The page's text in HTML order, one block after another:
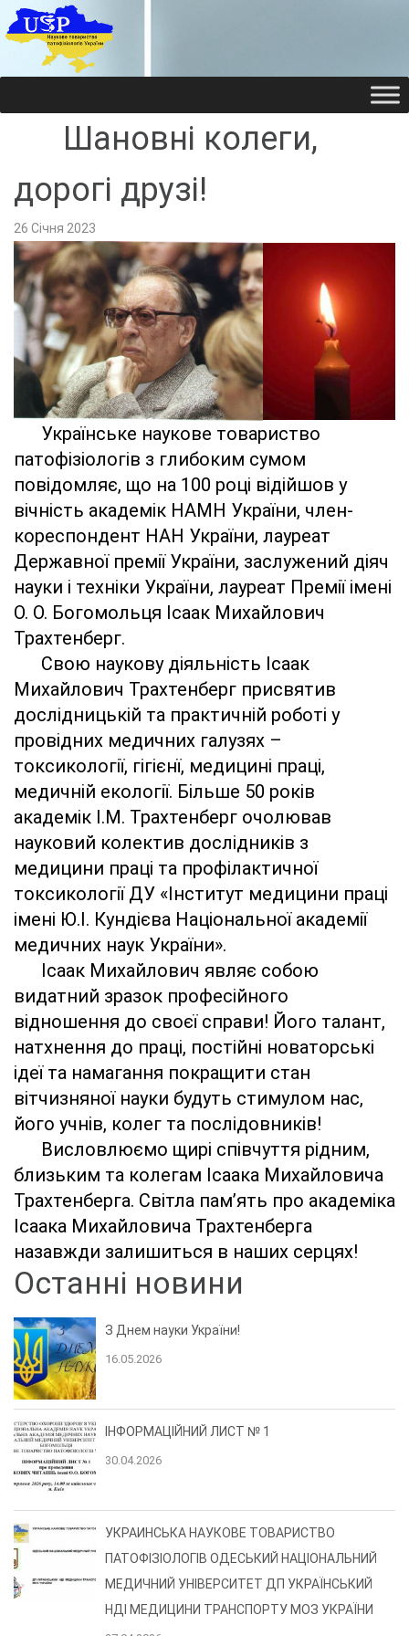
НАУКОВЕ
НАУКОВЕ
Шановні колеги,
дорогі друзі!
26 Січня 2023
Українське наукове товариство
патофізіологів з глибоким сумом
повідомляє, що на 100 році відійшов у
вічність академік НАМН України, член-
кореспондент НАН України, лауреат
Державної премії України, заслужений діяч
науки і техніки України, лауреат Премії імені
О. О. Богомольця Ісаак Михайлович
Трахтенберг.
Свою наукову діяльність Ісаак
Михайлович Трахтенберг присвятив
дослідницькій та практичній роботі у
провідних медичних галузях –
токсикології, гігієнї, медицині праці,
медичній екології. Більше 50 років
академік І.М. Трахтенберг очолював
науковий колектив дослідників з
медицини праці та профілактичної
токсикології ДУ «Інститут медицини праці
імені Ю.І. Кундієва Національної академії
медичних наук України».
Ісаак Михайлович являє собою
видатний зразок професійного
відношення до своєї справи! Його талант,
натхнення до праці, постійні новаторські
ідеї та намагання покращити стан
вітчизняної науки будуть стимулом нас,
його учнів, колег та послідовників!
Висловлюємо щирі співчуття рідним,
близьким та колегам Ісаака Михайловича
Трахтенберга. Світла пам’ять про академіка
Ісаака Михайловича Трахтенберга
назавжди залишиться в наших серцях!
Останні новини
З Днем науки України!
16.05.2026
ІНФОРМАЦІЙНИЙ ЛИСТ № 1
30.04.2026
УКРАИНСЬКА НАУКОВЕ ТОВАРИСТВО
ПАТОФІЗІОЛОГІВ ОДЕСЬКИЙ НАЦІОНАЛЬНИЙ
МЕДИЧНИЙ УНІВЕРСИТЕТ ДП УКРАЇНСЬКИЙ
НДІ МЕДИЦИНИ ТРАНСПОРТУ МОЗ УКРАЇНИ